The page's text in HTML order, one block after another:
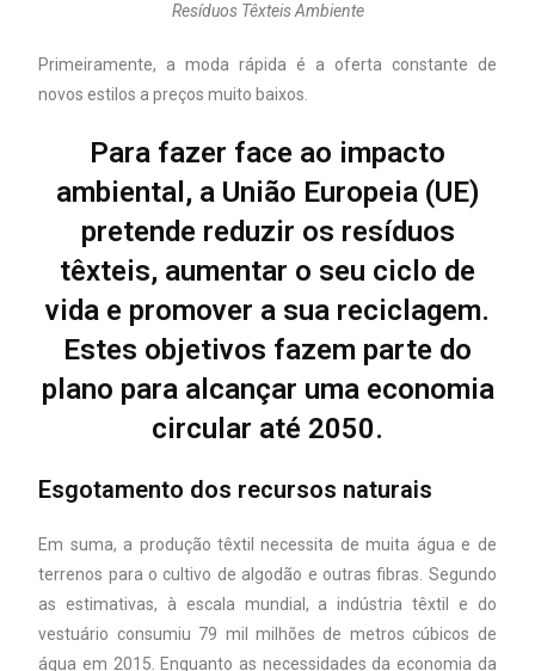
Resíduos Têxteis Ambiente
Primeiramente, a moda rápida é a oferta constante de
novos estilos a preços muito baixos.
Para fazer face ao impacto
ambiental, a União Europeia (UE)
pretende reduzir os resíduos
têxteis, aumentar o seu ciclo de
vida e promover a sua reciclagem.
Estes objetivos fazem parte do
plano para alcançar uma economia
circular até 2050.
Esgotamento dos recursos naturais
Em suma, a produção têxtil necessita de muita água e de
terrenos para o cultivo de algodão e outras fibras. Segundo
as estimativas, à escala mundial, a indústria têxtil e do
vestuário consumiu 79 mil milhões de metros cúbicos de
água em 2015. Enquanto as necessidades da economia da